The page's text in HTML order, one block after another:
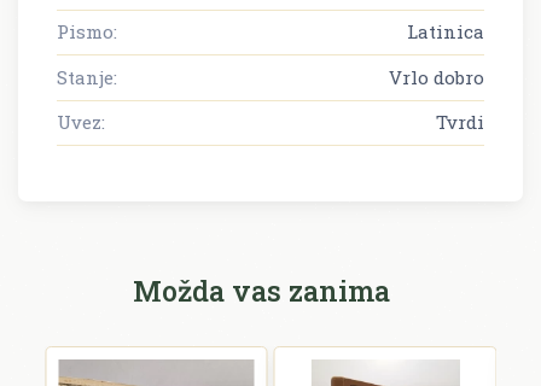
Pismo:
Latinica
Stanje:
Vrlo dobro
Uvez:
Tvrdi
Možda vas zanima